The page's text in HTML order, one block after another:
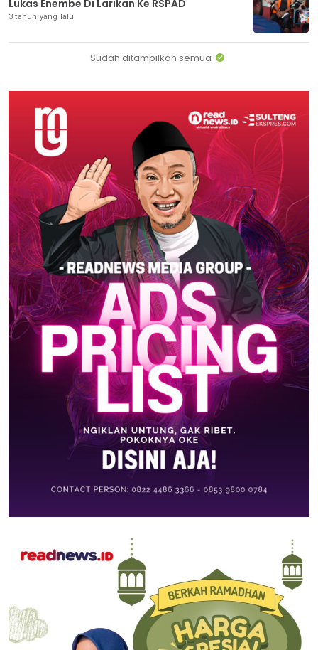
Lukas Enembe Di Larikan Ke RSPAD
3 tahun yang lalu
Sudah ditampilkan semua